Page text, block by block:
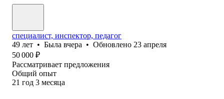
специалист, инспектор, педагог
49 лет • Была вчера • Обновлено 23 апреля
50 000 ₽
Рассматривает предложения
Общий опыт
21 год 3 месяца